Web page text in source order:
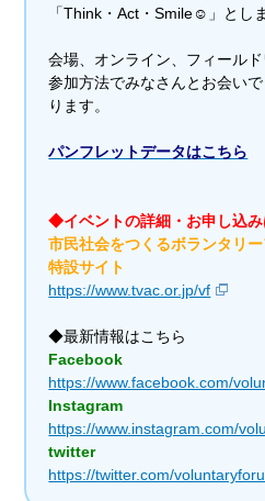
「Think・Act・Smile☺」とし
会場、オンライン、フィール
参加方法でみなさんとお会い
ります。
パンフレットデータはこちら
◆イベントの詳細・お申し込み
市民社会をつくるボランタリ
特設サイト
https://www.tvac.or.jp/vf
◆最新情報はこちら
Facebook
https://www.facebook.com/
Instagram
https://www.instagram.com/
twitter
https://twitter.com/